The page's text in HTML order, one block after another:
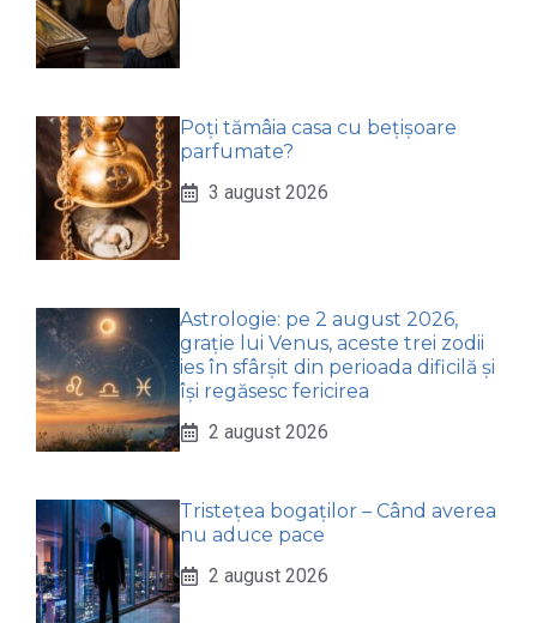
Poți tămâia casa cu bețișoare
parfumate?
3 august 2026
Astrologie: pe 2 august 2026,
grație lui Venus, aceste trei zodii
ies în sfârșit din perioada dificilă și
își regăsesc fericirea
2 august 2026
Tristețea bogaților – Când averea
nu aduce pace
2 august 2026